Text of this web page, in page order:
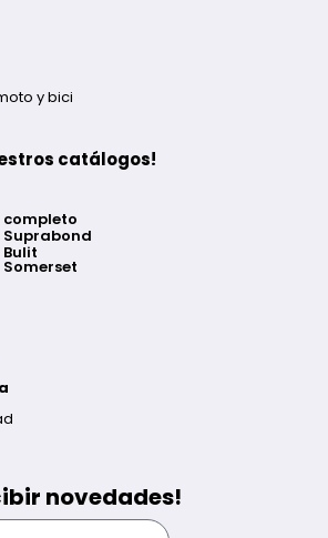
y bici
catálogos!
novedades!